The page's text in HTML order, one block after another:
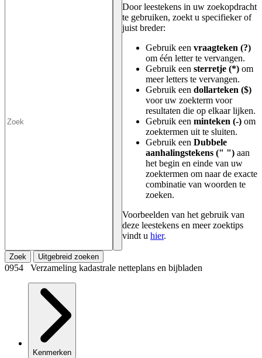
Door leestekens in uw zoekopdracht
te gebruiken, zoekt u specifieker of
juist breder:
Gebruik een vraagteken (?)
om één letter te vervangen.
Gebruik een sterretje (*) om
meer letters te vervangen.
Gebruik een dollarteken ($)
voor uw zoekterm voor
resultaten die op elkaar lijken.
Gebruik een minteken (-) om
zoektermen uit te sluiten.
Gebruik een Dubbele
aanhalingstekens (" ") aan
het begin en einde van uw
zoektermen om naar de exacte
combinatie van woorden te
zoeken.
Voorbeelden van het gebruik van
deze leestekens en meer zoektips
vindt u hier.
Zoek Uitgebreid zoeken
0954 Verzameling kadastrale netteplans en bijbladen
Kenmerken